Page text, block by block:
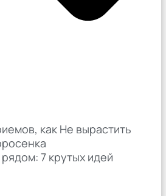
как Не вырастить
7 крутых идей